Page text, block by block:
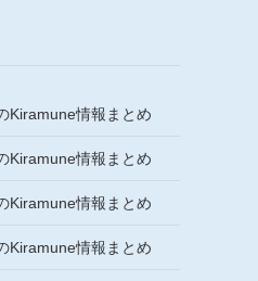
Kiramune情報まとめ
Kiramune情報まとめ
Kiramune情報まとめ
Kiramune情報まとめ